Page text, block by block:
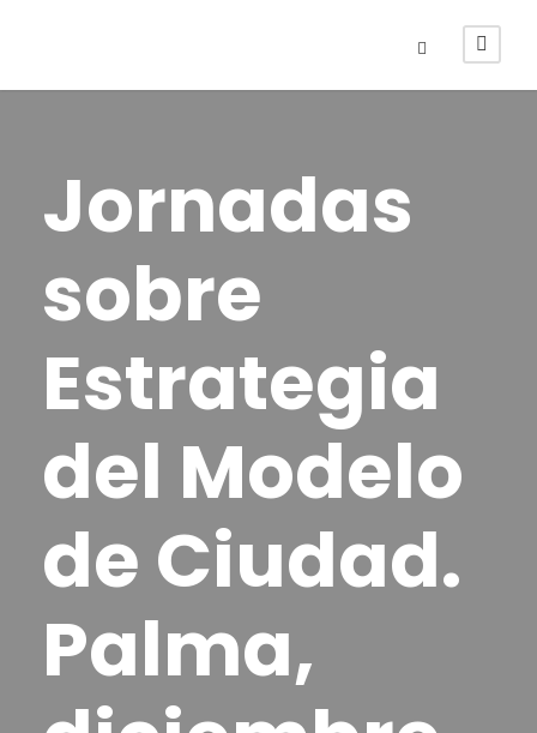
Jornadas
sobre
Estrategia
del Modelo
de Ciudad.
Palma,